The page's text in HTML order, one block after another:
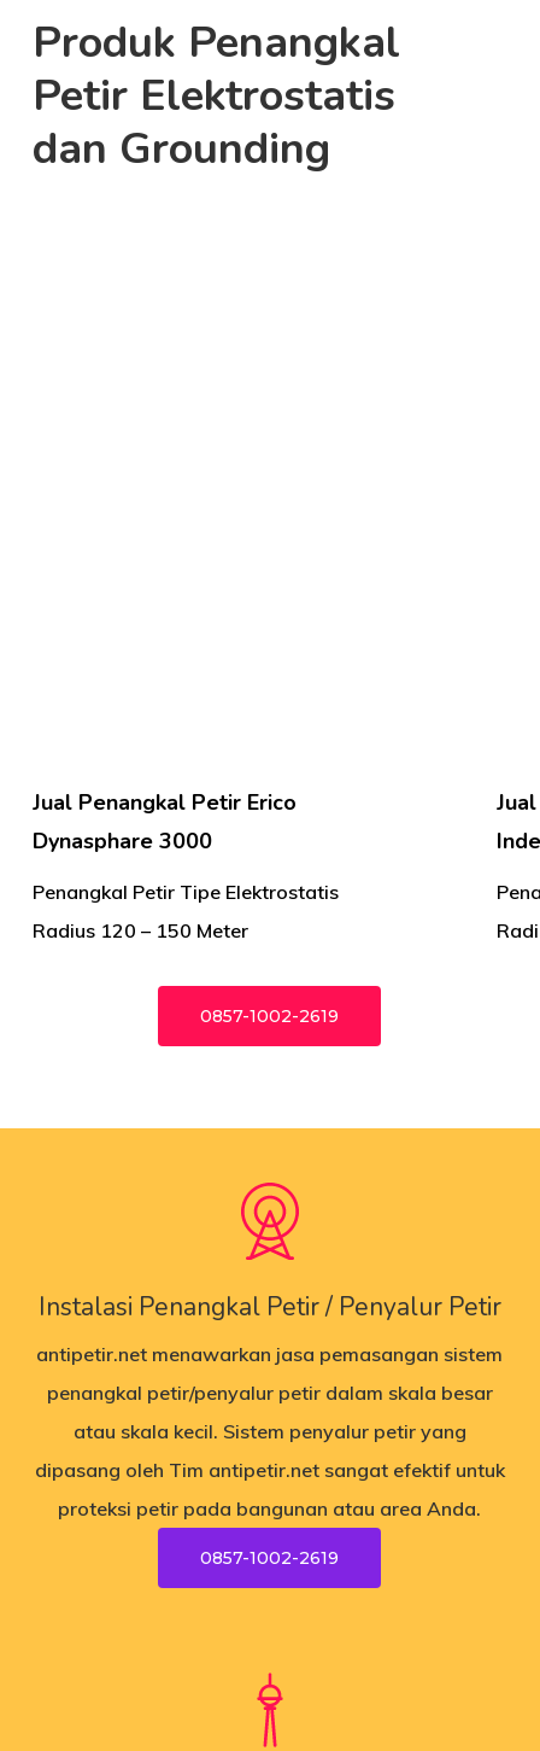
Produk Penangkal
Petir Elektrostatis
dan Grounding
Jual Penangkal Petir Erico
Dynasphare 3000
Penangkal Petir Tipe Elektrostatis
Radius 120 – 150 Meter
0857-1002-2619
Instalasi Penangkal Petir / Penyalur Petir
antipetir.net menawarkan jasa pemasangan sistem
penangkal petir/penyalur petir dalam skala besar
atau skala kecil. Sistem penyalur petir yang
dipasang oleh Tim antipetir.net sangat efektif untuk
proteksi petir pada bangunan atau area Anda.
0857-1002-2619